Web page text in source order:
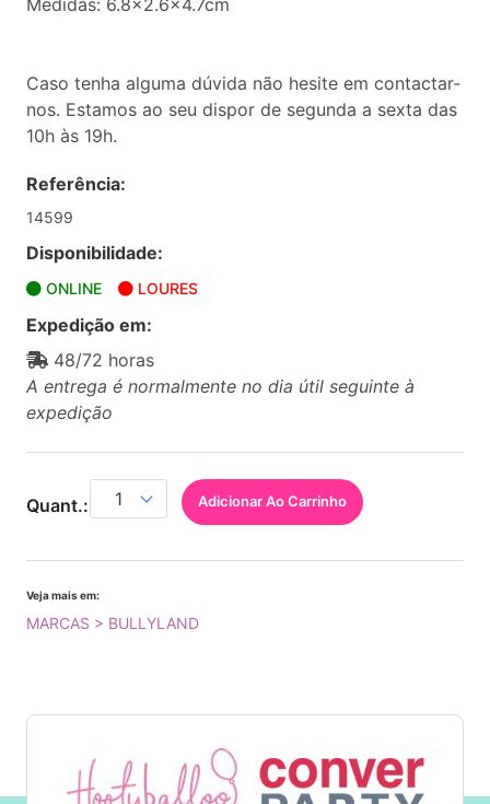
Medidas: 6.8x2.6x4.7cm
Caso tenha alguma dúvida não hesite em contactar-
nos. Estamos ao seu dispor de segunda a sexta das
10h às 19h.
Referência:
14599
Disponibilidade:
ONLINE LOURES
Expedição em:
48/72 horas
A entrega é normalmente no dia útil seguinte à
expedição
Quant.: Adicionar Ao Carrinho
Veja mais em:
MARCAS > BULLYLAND